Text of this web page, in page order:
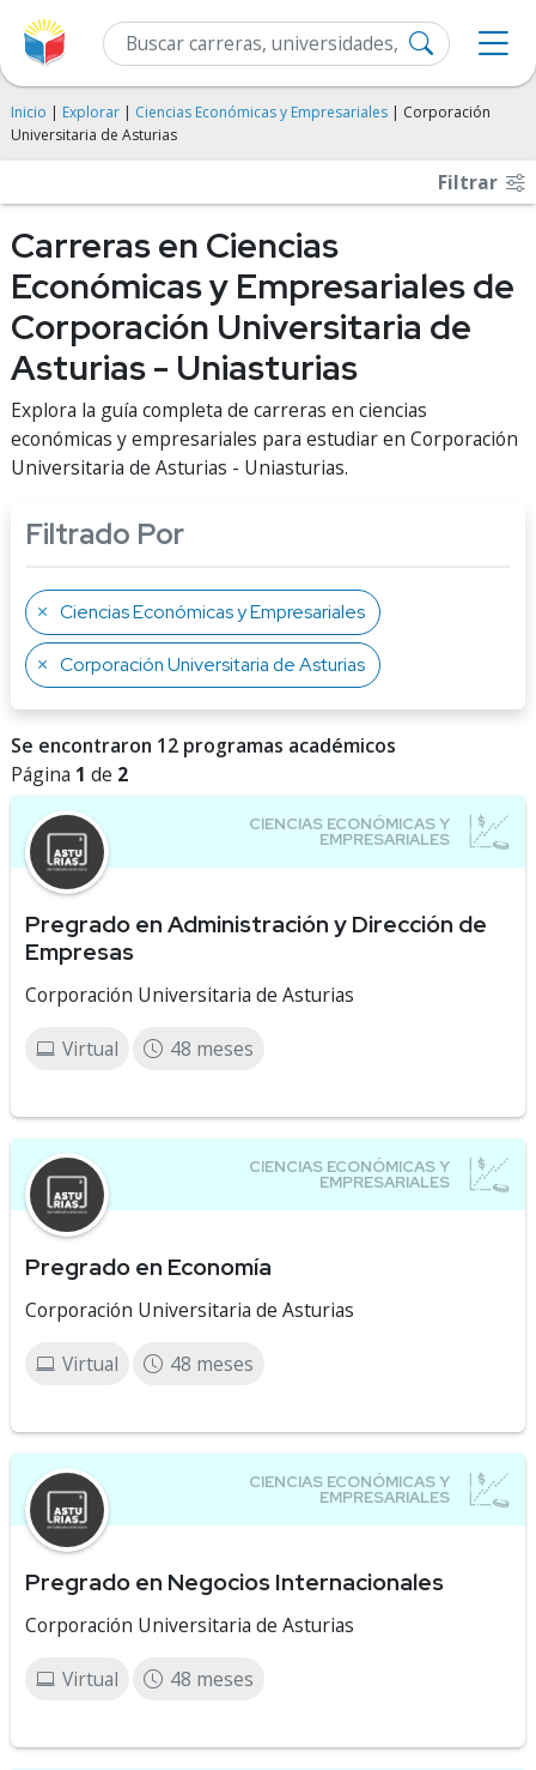
Inicio | Explorar | Ciencias Económicas y Empresariales | Corporación
Universitaria de Asturias
Filtrar
Carreras en Ciencias
Económicas y Empresariales de
Corporación Universitaria de
Asturias - Uniasturias
Explora la guía completa de carreras en ciencias
económicas y empresariales para estudiar en Corporación
Universitaria de Asturias - Uniasturias.
Filtrado Por
Ciencias Económicas y Empresariales
Corporación Universitaria de Asturias
Se encontraron 12 programas académicos
Página 1 de 2
Pregrado en Administración y Dirección de
Empresas
Corporación Universitaria de Asturias
Virtual 48 meses
Pregrado en Economía
Corporación Universitaria de Asturias
Virtual 48 meses
Pregrado en Negocios Internacionales
Corporación Universitaria de Asturias
Virtual 48 meses